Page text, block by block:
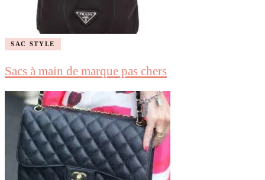
SAC STYLE
Sacs à main de marque pas chers